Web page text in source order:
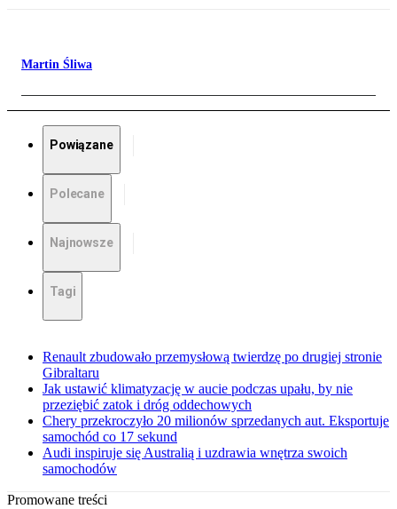
Martin Śliwa
Powiązane
Polecane
Najnowsze
Tagi
Renault zbudowało przemysłową twierdzę po drugiej stronie
Gibraltaru
Jak ustawić klimatyzację w aucie podczas upału, by nie
przeziębić zatok i dróg oddechowych
Chery przekroczyło 20 milionów sprzedanych aut. Eksportuje
samochód co 17 sekund
Audi inspiruje się Australią i uzdrawia wnętrza swoich
samochodów
Promowane treści